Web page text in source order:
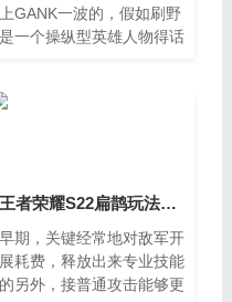
上GANK一波的，假如刷野
是一个操纵型英雄人物得话
够轻轻松松搞出早期优点
来得话也是没有关系的，你
容易崩，也是还有机会搞出
优点的，早期单挑得话要记
牢几个方面，清兵，到四级
王者荣耀S22扁鹊玩法攻略 新赛季怎么玩技巧
早期，关键经常地对敌军开
展耗费，释放出来专业技能
的另外，接普通攻击能够更